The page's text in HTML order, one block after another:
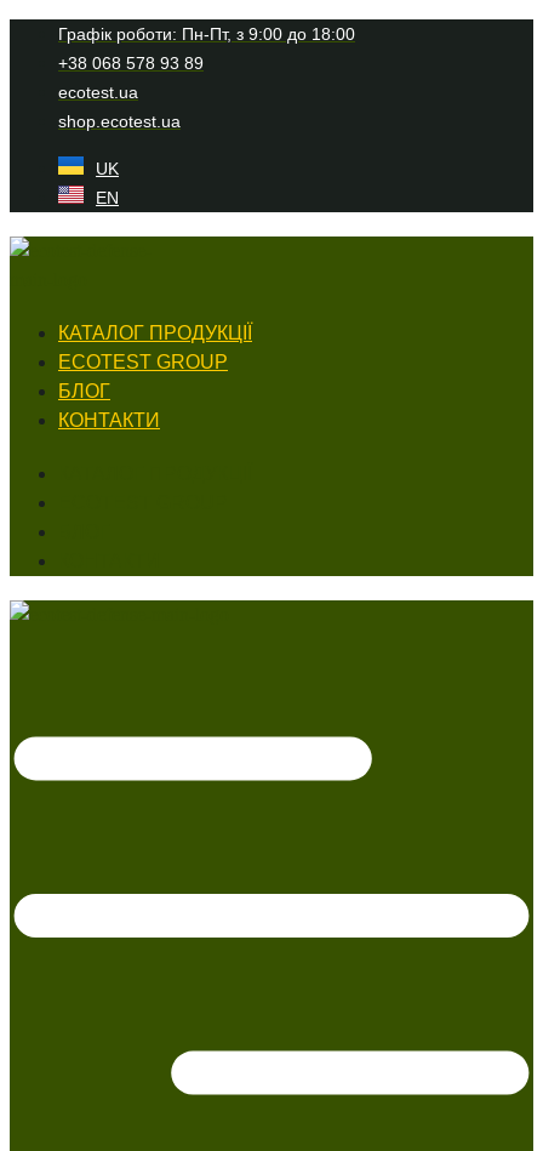
Перейти
вмісту
Графік роботи: Пн-Пт, з 9:00 до 18:00
+38 068 578 93 89
ecotest.ua
shop.ecotest.ua
UK
EN
КАТАЛОГ ПРОДУКЦІЇ
ECOTEST GROUP
БЛОГ
КОНТАКТИ